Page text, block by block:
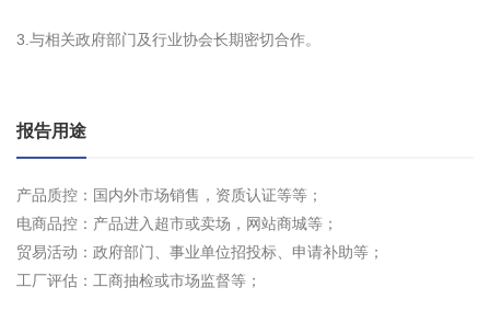
3.与相关政府部门及行业协会长期密切合作。
报告用途
产品质控：国内外市场销售，资质认证等等；
电商品控：产品进入超市或卖场，网站商城等；
贸易活动：政府部门、事业单位招投标、申请补助等；
工厂评估：工商抽检或市场监督等；